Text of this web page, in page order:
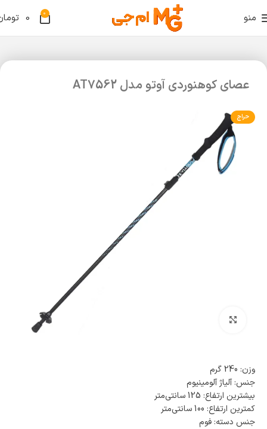
منو 0
0
عصای کوهنوردی آوتو مدل AT7562
حراج
وزن: 240 گرم
جنس: آلیاژ آلومینیوم
بیشترین ارتفاع: 125 سانتی‌متر
کمترین ارتفاع: 100 سانتی‌متر
جنس دسته: فوم